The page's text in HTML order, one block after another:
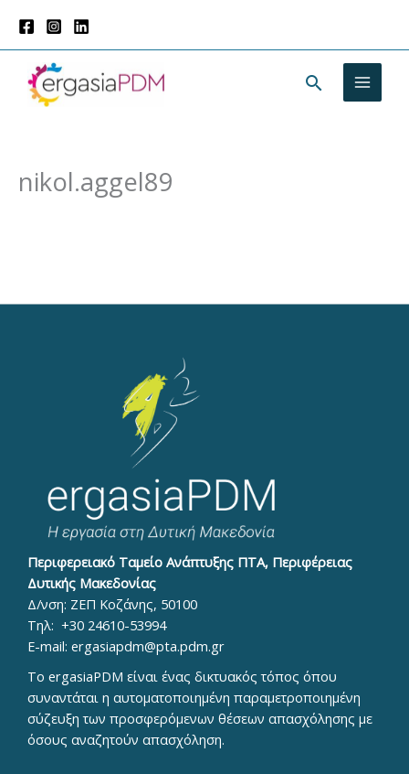
στο
περιεχόμενο
nikol.aggel89
Περιφερειακό Ταμείο Ανάπτυξης ΠΤΑ, Περιφέρειας
Δυτικής Μακεδονίας
Δ/νση: ΖΕΠ Κοζάνης, 50100
Τηλ: +30 24610-53994
E-mail: ergasiapdm@pta.pdm.gr
To ergasiaPDM είναι ένας δικτυακός τόπος όπου
συναντάται η αυτοματοποιημένη παραμετροποιημένη
σύζευξη των προσφερόμενων θέσεων απασχόλησης με
όσους αναζητούν απασχόληση.